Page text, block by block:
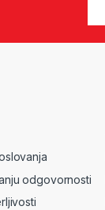
odgovornosti